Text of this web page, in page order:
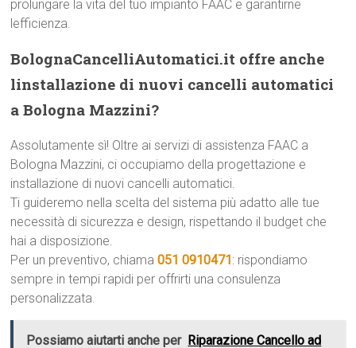
prolungare la vita del tuo impianto FAAC e garantirne
lefficienza.
BolognaCancelliAutomatici.it offre anche
linstallazione di nuovi cancelli automatici
a Bologna Mazzini?
Assolutamente sì! Oltre ai servizi di assistenza FAAC a
Bologna Mazzini, ci occupiamo della progettazione e
installazione di nuovi cancelli automatici.
Ti guideremo nella scelta del sistema più adatto alle tue
necessità di sicurezza e design, rispettando il budget che
hai a disposizione.
Per un preventivo, chiama051 0910471: rispondiamo
sempre in tempi rapidi per offrirti una consulenza
personalizzata.
Possiamo aiutarti anche per Riparazione Cancello ad